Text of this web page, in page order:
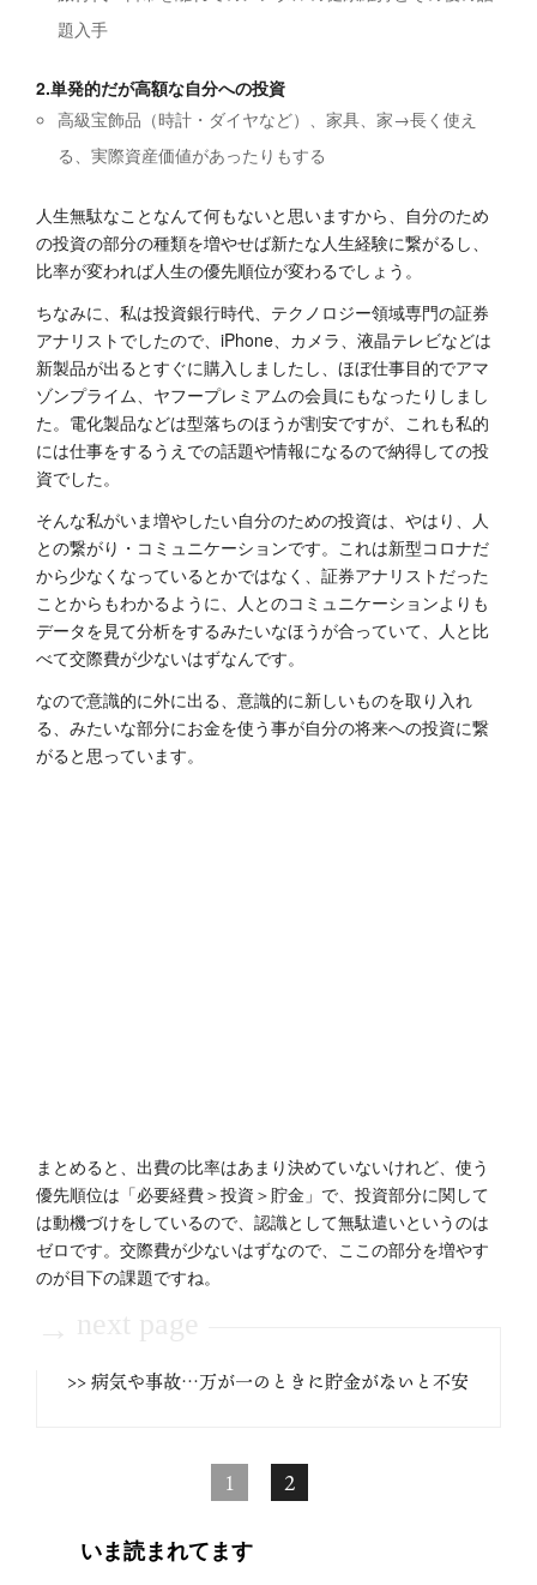
題入手
2.単発的だが高額な自分への投資
高級宝飾品（時計・ダイヤなど）、家具、家→長く使え
る、実際資産価値があったりもする
人生無駄なことなんて何もないと思いますから、自分のため
の投資の部分の種類を増やせば新たな人生経験に繋がるし、
比率が変われば人生の優先順位が変わるでしょう。
ちなみに、私は投資銀行時代、テクノロジー領域専門の証券
アナリストでしたので、iPhone、カメラ、液晶テレビなどは
新製品が出るとすぐに購入しましたし、ほぼ仕事目的でアマ
ゾンプライム、ヤフープレミアムの会員にもなったりしまし
た。電化製品などは型落ちのほうが割安ですが、これも私的
には仕事をするうえでの話題や情報になるので納得しての投
資でした。
そんな私がいま増やしたい自分のための投資は、やはり、人
との繋がり・コミュニケーションです。これは新型コロナだ
から少なくなっているとかではなく、証券アナリストだった
ことからもわかるように、人とのコミュニケーションよりも
データを見て分析をするみたいなほうが合っていて、人と比
べて交際費が少ないはずなんです。
なので意識的に外に出る、意識的に新しいものを取り入れ
る、みたいな部分にお金を使う事が自分の将来への投資に繋
がると思っています。
まとめると、出費の比率はあまり決めていないけれど、使う
優先順位は「必要経費＞投資＞貯金」で、投資部分に関して
は動機づけをしているので、認識として無駄遣いというのは
ゼロです。交際費が少ないはずなので、ここの部分を増やす
のが目下の課題ですね。
>> 病気や事故…万が一のときに貯金がないと不安
1 2
いま読まれてます